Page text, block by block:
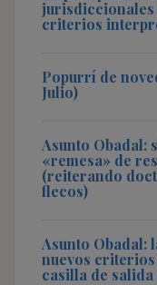
jurisdiccionales
criterios
Popurrí de
Julio)
Asunto Obadal:
«remesa» de
(reiterando
flecos)
Asunto Obadal:
nuevos
casilla de